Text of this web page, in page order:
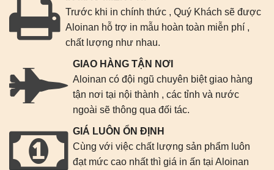
Trước khi in chính thức , Quý Khách sẽ được
Aloinan hỗ trợ in mẫu hoàn toàn miễn phí ,
chất lượng như nhau.
GIAO HÀNG TẬN NƠI
Aloinan có đội ngũ chuyên biệt giao hàng
tận nơi tại nội thành , các tỉnh và nước
ngoài sẽ thông qua đối tác.
GIÁ LUÔN ỔN ĐỊNH
Cùng với việc chất lượng sản phẩm luôn
đạt mức cao nhất thì giá in ấn tại Aloinan